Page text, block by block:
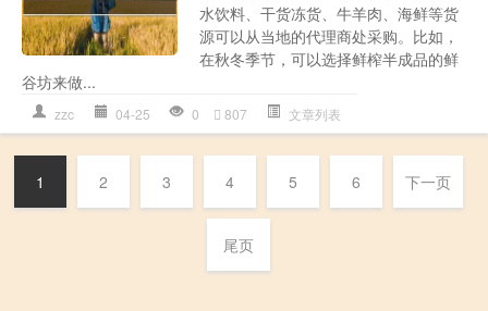
水饮料、干货冻货、牛羊肉、海鲜等货
源可以从当地的代理商处采购。比如，
在秋冬季节，可以选择鲜榨半成品的鲜
谷坊来做...
zzc 04-25 0 807 文章列表
1 2 3 4 5 6 下一页
尾页